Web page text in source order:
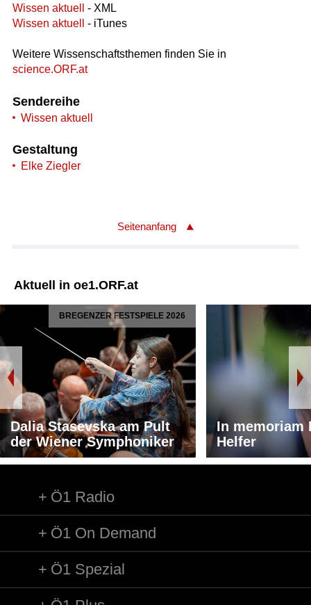
Wissen aktuell
- XML
Wissen aktuell
- iTunes
Weitere Wissenschaftsthemen finden Sie in
science.ORF.at
Sendereihe
Wissen aktuell
Gestaltung
Elke Ziegler
Seitenanfang
Aktuell in oe1.ORF.at
BREGENZER FESTSPIELE 2026
Dalia Stasevska am Pult
der Wiener Symphoniker
In memoriam
Helfer
Ö1 Radio
Ö1 On Demand
Ö1 Spezial